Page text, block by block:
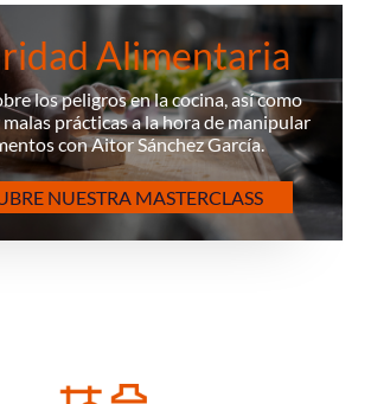
Alimentaria
los peligros en la cocina, así como
malas prácticas a la hora de manipular
con Aitor Sánchez García.
NUESTRA MASTERCLASS